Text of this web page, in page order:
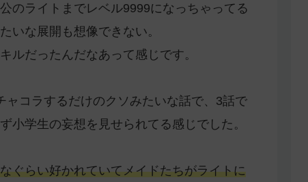
のライトまでレベル9999になっちゃってる
いな展開も想像できない。
ルだったんだなあって感じです。
コラするだけのクソみたいな話で、3話で
小学生の妄想を見せられてる感じでした。
ぐらい好かれていてメイドたちがライトに